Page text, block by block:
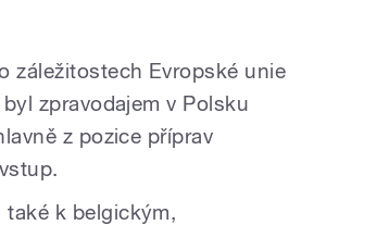
záležitostech Evropské unie
zpravodajem v Polsku
z pozice příprav
také k belgickým,